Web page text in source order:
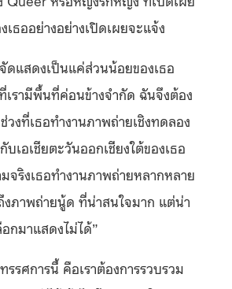
ธออย่างอย่างเปิดเผยจะแจ้ง
ดแสดงเป็นแค่ส่วนน้อยของเธอ
เรามีพื้นที่ค่อนข้างจำกัด ฉันจึงต้อง
วงที่เธอทำงานภาพถ่ายเชิงทดลอง
เอเชียตะวันออกเชียงใต้ของเธอ
จริงเธอทำงานภาพถ่ายหลากหลาย
งภาพถ่ายนู้ด ที่น่าสนใจมาก แต่น่า
กมาแสดงไม่ได้”
รรศการนี้ คือเราต้องการรวบรวม